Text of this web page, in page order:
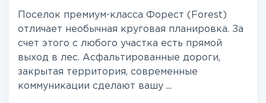
Поселок премиум-класса Форест (Forest)
отличает необычная круговая планировка. За
счет этого с любого участка есть прямой
выход в лес. Асфальтированные дороги,
закрытая территория, современные
коммуникации сделают вашу ...